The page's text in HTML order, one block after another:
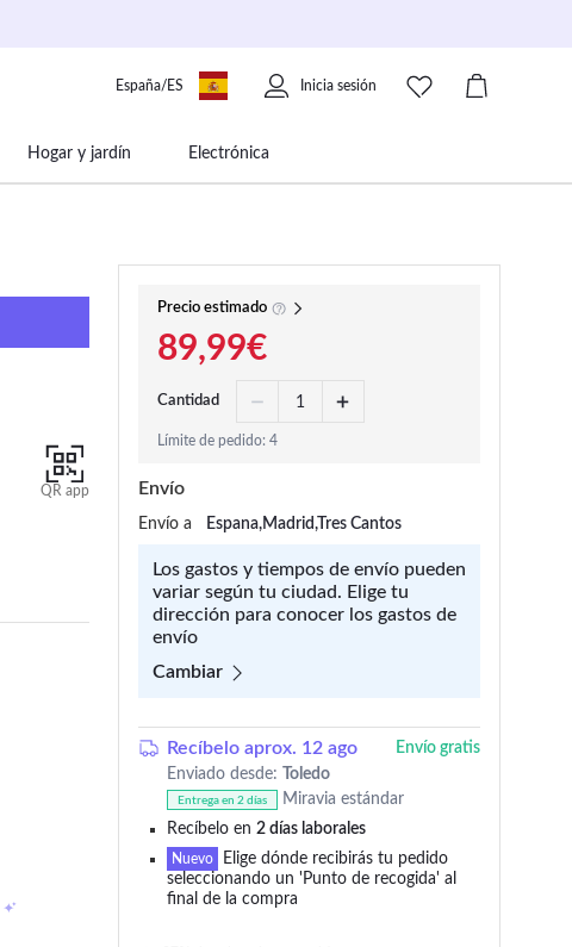
España/ES Inicia sesión
Hogar y jardín Electrónica
QR app
Precio estimado
89,99€
Cantidad
Límite de pedido: 4
Envío
Envío a Espana,Madrid,Tres Cantos
Los gastos y tiempos de envío pueden
variar según tu ciudad. Elige tu
dirección para conocer los gastos de
envío
Cambiar
Recíbelo aprox. 12 ago
Envío gratis
Enviado desde:
Toledo
Entrega en 2 días
Miravia estándar
Recíbelo en 2 días laborales
Nuevo
Elige dónde recibirás tu pedido
seleccionando un 'Punto de recogida' al
final de la compra
+999 añadido en los últimos 30 días
744 lo añadieron a 'Mi wishlist'